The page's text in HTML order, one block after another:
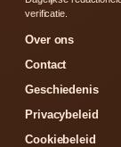
verificatie.
Over ons
Contact
Geschiedenis
Privacybeleid
Cookiebeleid